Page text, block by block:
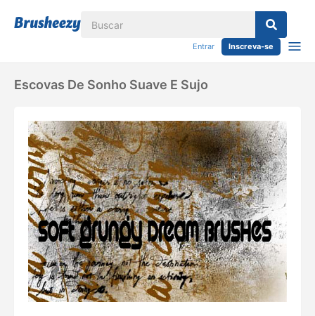
Entrar Inscreva-se
Escovas De Sonho Suave E Sujo